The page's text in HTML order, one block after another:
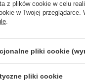
z plików cookie w celu
w Twojej
pliki cookie
pliki cookie